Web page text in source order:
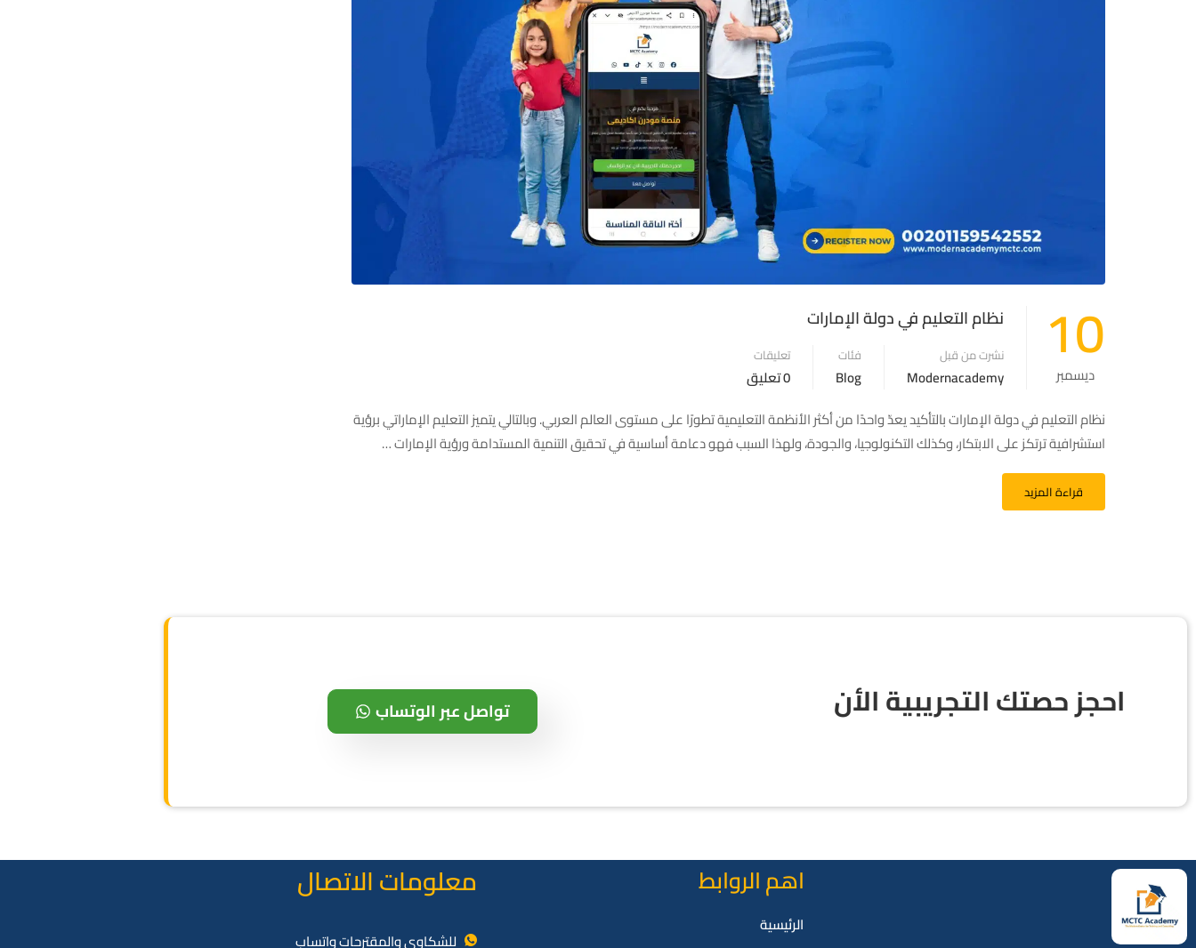
10
ديسمبر
نظام التعليم في دولة الإمارات
نشرت من قبل
Modernacademy
فئات
Blog
تعليقات
0 تعليق
نظام التعليم في دولة الإمارات بالتأكيد يعدّ واحدًا من أكثر الأنظمة التعليمية تطورًا على مستوى العالم العربي. وبالتالي يتميز التعليم الإماراتي برؤية
استشرافية ترتكز على الابتكار، وكذلك التكنولوجيا، والجودة، ولهذا السبب فهو دعامة أساسية في تحقيق التنمية المستدامة ورؤية الإمارات …
قراءة المزيد
احجز حصتك التجريبية الأن تواصل عبر الوتساب
اهم الروابط
الرئيسية
معلومات الاتصال
للشكاوي والمقترحات واتساب